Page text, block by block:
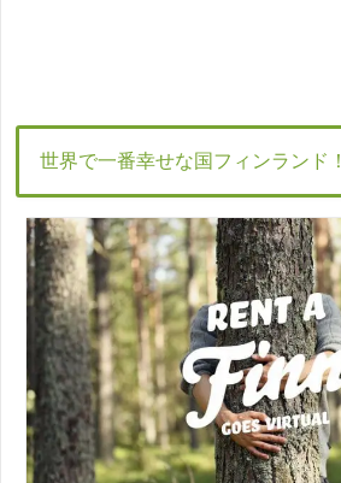
世界で一番幸せな国フィンランド！